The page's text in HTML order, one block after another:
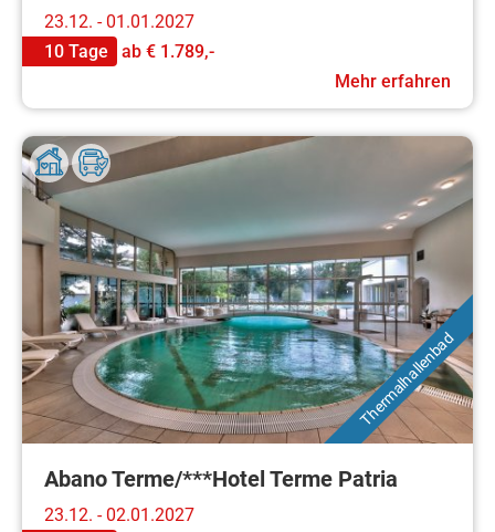
23.12. - 01.01.2027
10 Tage
ab € 1.789,-
Mehr erfahren
Thermalhallenbad
Abano Terme/***Hotel Terme Patria
23.12. - 02.01.2027